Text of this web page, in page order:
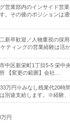
営業部内のインサイド営
。その後のポジションは
二新卒歓迎／人物重視の採
ティングの営業経験は活か
中区新栄町1丁目5-5 栄中
【変更の範囲】会社…
万円※みなし残業代20時
別途支給します。※経験
円